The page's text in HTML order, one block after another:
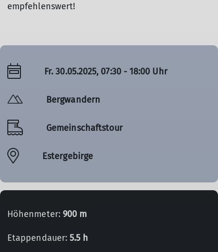
empfehlenswert!
Fr. 30.05.2025, 07:30 - 18:00 Uhr
Bergwandern
Gemeinschaftstour
Estergebirge
Höhenmeter: 900 m
Etappendauer:5.5 h